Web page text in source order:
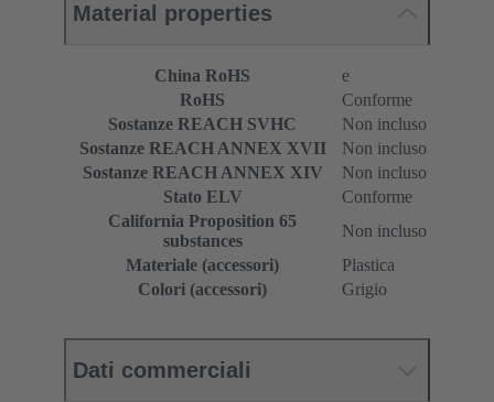
Material properties
China RoHS
e
RoHS
Conforme
Sostanze REACH SVHC
Non incluso
Sostanze REACH ANNEX XVII
Non incluso
Sostanze REACH ANNEX XIV
Non incluso
Stato ELV
Conforme
California Proposition 65
substances
Non incluso
Materiale (accessori)
Plastica
Colori (accessori)
Grigio
Dati commerciali